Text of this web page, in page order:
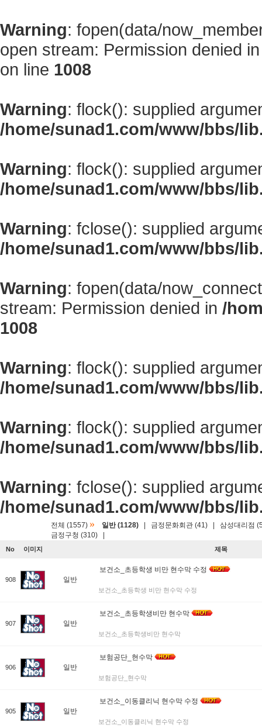
Warning: fopen(data/
open stream: Permission denied
on line 1008
Warning: flock(): supplied
/home/sunad1.com/www/bbs/
Warning: flock(): supplied
/home/sunad1.com/www/bbs/
Warning: fclose(): supplied
/home/sunad1.com/www/bbs/
Warning: fopen(data/
stream: Permission denied in /
1008
Warning: flock(): supplied
/home/sunad1.com/www/bbs/
Warning: flock(): supplied
/home/sunad1.com/www/bbs/
Warning: fclose(): supplied
/home/sunad1.com/www/bbs/
전체 (1557) » 일반 (1128) 금정문화회관 (41)
삼성대리점
금정구청 (310)
No 이미지 제목
908 일반
보건소_초등학생 비만 현수막 수정
보건소_초등학생 비만 현수막 수정
907 일반
보건소_초등학생비만 현수막
보건소_초등학생비만 현수막
906 일반
보험공단_현수막
보험공단_현수막
905 일반
보건소_이동클리닉 현수막 수정
보건소_이동클리닉 현수막 수정